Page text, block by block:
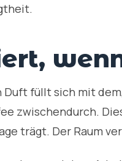
Duft füllt sich mit
zwischendurch.
trägt. Der Raum